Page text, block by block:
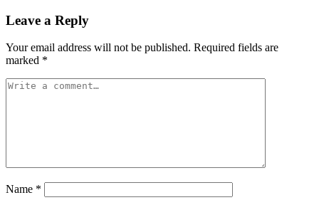
Leave a Reply
Your email address will not be published. Required fields are
marked *
Name *